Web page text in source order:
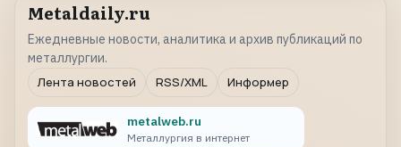
Metaldaily.ru
Ежедневные новости, аналитика и архив публикаций по
металлургии.
Лента новостей
RSS/XML Информер
metalweb.ru
Металлургия в интернет